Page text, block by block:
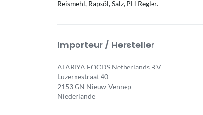
Reismehl, Rapsöl, Salz, PH Regler.
Importeur / Hersteller
ATARIYA FOODS Netherlands B.V.
Luzernestraat 40
2153 GN Nieuw-Vennep
Niederlande